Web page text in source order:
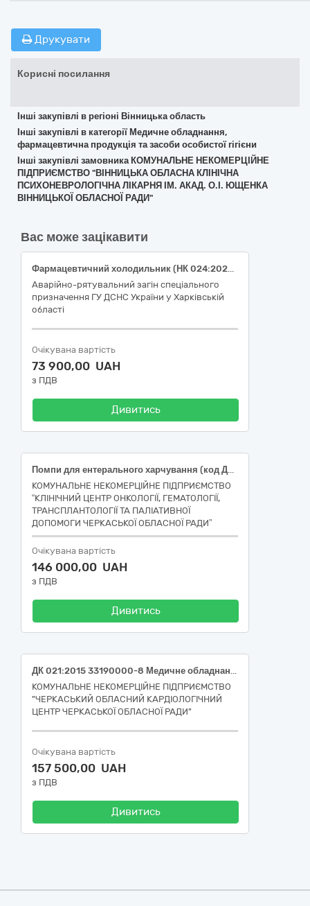
Друкувати
Корисні посилання
Інші закупівлі в регіоні Вінницька область
Інші закупівлі в категорії Медичне обладнання,
фармацевтична продукція та засоби особистої гігієни
Інші закупівлі замовника КОМУНАЛЬНЕ НЕКОМЕРЦІЙНЕ
ПІДПРИЄМСТВО "ВІННИЦЬКА ОБЛАСНА КЛІНІЧНА
ПСИХОНЕВРОЛОГІЧНА ЛІКАРНЯ ІМ. АКАД. О.І. ЮЩЕНКА
ВІННИЦЬКОЇ ОБЛАСНОЇ РАДИ"
Вас може зацікавити
Фармацевтичний холодильник (НК 024:2023: 17156)ДК 021:2015 33190000-8 Медичне обладнання та вироби медичного призначення різні
Аварійно-рятувальний загін спеціального
призначення ГУ ДСНС України у Харківській
області
Очікувана вартість
73 900,00 UAH
з ПДВ
Дивитись
Помпи для ентерального харчування (код ДК 021:2015 :33190000-8 - Медичне обладнання та вироби медичного призначення різні (33194100-7 ), код НК 024:2023 :13209 - Помпа для ентерального харчування, код НК 031:2024:A03010302 - Насосні контролери ентерального харчування), Лампа ультрафіолетова герміцидна (код ДК 021:2015 :33190000-8 - Медичне обладнання та вироби медичного призначення різні (33191000-5 ), НК 024:2023 :35150 - Лампа ультрафіолетова герміцидна, код НК 031:2024: Z12011301- Обладнання для очистки і дезінфекції)
КОМУНАЛЬНЕ НЕКОМЕРЦІЙНЕ ПІДПРИЄМСТВО
“КЛІНІЧНИЙ ЦЕНТР ОНКОЛОГІЇ, ГЕМАТОЛОГІЇ,
ТРАНСПЛАНТОЛОГІЇ ТА ПАЛІАТИВНОЇ
ДОПОМОГИ ЧЕРКАСЬКОЇ ОБЛАСНОЇ РАДИ”
Очікувана вартість
146 000,00 UAH
з ПДВ
Дивитись
ДК 021:2015 33190000-8 Медичне обладнання та вироби медичного призначення різні (Модуль нейро -м’язової провідності, НК 024:2023 36081 Монітор нервової функції, НК 031:2024 Z1203020280 МУЛЬТИПАРАМЕТРИЧНІ МОНІТОРИ - АПАРАТНІ АКСЕСУАРИ)
КОМУНАЛЬНЕ НЕКОМЕРЦІЙНЕ ПІДПРИЄМСТВО
"ЧЕРКАСЬКИЙ ОБЛАСНИЙ КАРДІОЛОГІЧНИЙ
ЦЕНТР ЧЕРКАСЬКОЇ ОБЛАСНОЇ РАДИ"
Очікувана вартість
157 500,00 UAH
з ПДВ
Дивитись